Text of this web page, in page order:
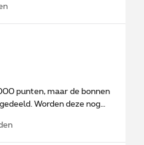
bij de behoeften en
van onze applicatie, willen
zijn op zoek naar
van onze groep van
in?We zijn op zoek naar
Pickx mobiele app
"beta" versie?De
versie van de app,
goedgekeurd door ons
punten, maar de bonnen
Worden deze nog
Met vriendelijke